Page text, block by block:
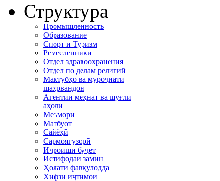
Структура
Промышленность
Образование
Спорт и Туризм
Ремесленники
Отдел здравоохранения
Отдел по делам религий
Мактубҳо ва муроҷиати
шаҳрвандон
Агентии меҳнат ва шуғли
аҳолӣ
Меъморӣ
Матбуот
Сайёҳӣ
Сармоягузорӣ
Иҷроиши буҷет
Истифодаи замин
Ҳолати фавқулодда
Хифзи иҷтимоӣ